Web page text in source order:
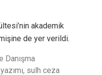
akademik
de yer verildi.
Danışma
sulh ceza